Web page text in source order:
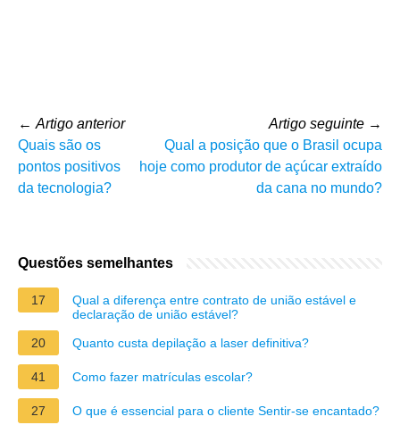
← Artigo anterior
Quais são os
pontos positivos
da tecnologia?
Artigo seguinte →
Qual a posição que o Brasil ocupa
hoje como produtor de açúcar extraído
da cana no mundo?
Questões semelhantes
17
Qual a diferença entre contrato de união estável e
declaração de união estável?
20
Quanto custa depilação a laser definitiva?
41 Como fazer matrículas escolar?
27 O que é essencial para o cliente Sentir-se encantado?